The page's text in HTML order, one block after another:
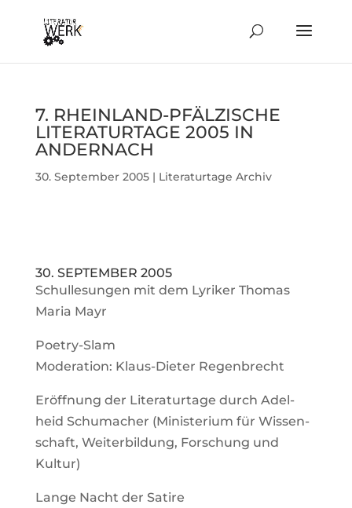
7. RHEIN­LAND-PFÄL­ZI­SCHE
LITE­RA­TUR­TAGE 2005 IN
ANDERNACH
30. September 2005| Literaturtage Archiv
30. SEP­TEMBER 2005
Schul­le­sungen mit dem Lyriker Thomas
Maria Mayr
Poetry-Slam
Mode­ra­tion: Klaus-Dieter Regenbrecht
Eröff­nung der Lite­ra­tur­tage durch Adel­
heid Schu­ma­cher (Minis­te­rium für Wis­sen­
schaft, Wei­ter­bil­dung, For­schung und
Kultur)
Lange Nacht der Satire